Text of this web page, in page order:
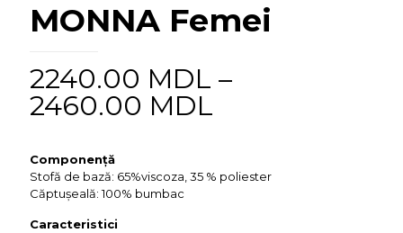
MONNA Femei
2240.00 MDL –
2460.00 MDL
Componență
Stofă de bază: 65%viscoza, 35 % poliester
Căptușeală: 100% bumbac
Caracteristici